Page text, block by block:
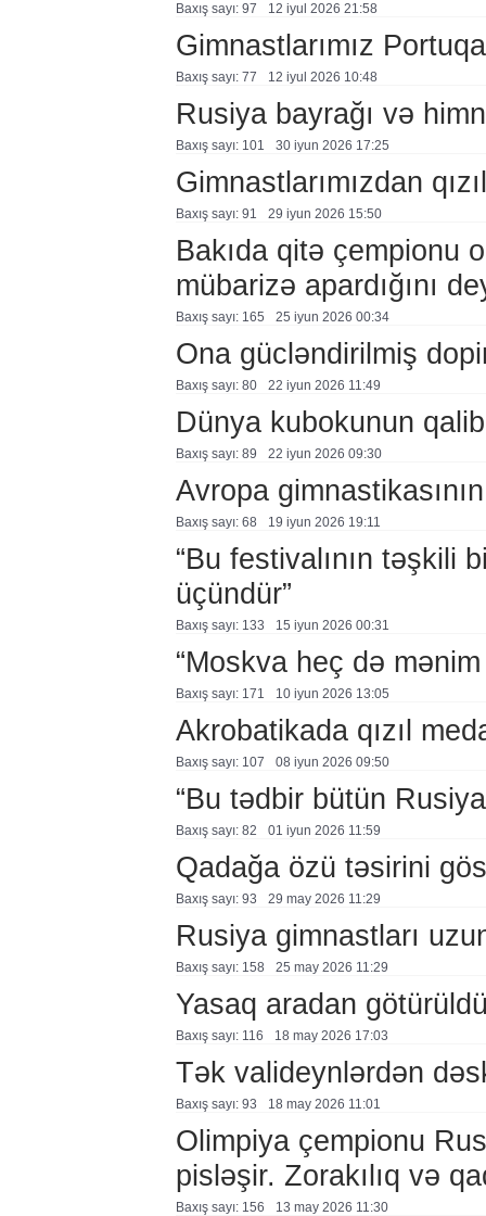
Baxış sayı: 97 12 i̇yul 2026 21:58
Gimnastlarımız
Baxış sayı: 77 12 i̇yul 2026 10:48
Rusiya bayrağı və
Baxış sayı: 101 30 i̇yun 2026 17:25
Gimnastlarımızdan
Baxış sayı: 91 29 i̇yun 2026 15:50
Bakıda qitə çempionu
mübarizə apardığını
Baxış sayı: 165 25 i̇yun 2026 00:34
Ona gücləndirilmiş
Baxış sayı: 80 22 i̇yun 2026 11:49
Dünya kubokunun
Baxış sayı: 89 22 i̇yun 2026 09:30
Avropa
Baxış sayı: 68 19 i̇yun 2026 19:11
“Bu festivalının təşkili
üçündür”
Baxış sayı: 133 15 i̇yun 2026 00:31
“Moskva heç də
Baxış sayı: 171 10 i̇yun 2026 13:05
Akrobatikada qızıl
Baxış sayı: 107 08 i̇yun 2026 09:50
“Bu tədbir bütün
Baxış sayı: 82 01 i̇yun 2026 11:59
Qadağa özü təsirini
Baxış sayı: 93 29 may 2026 11:29
Rusiya gimnastları
Baxış sayı: 158 25 may 2026 11:29
Yasaq aradan
Baxış sayı: 116 18 may 2026 17:03
Tək valideynlərdən
Baxış sayı: 93 18 may 2026 11:01
Olimpiya çempionu
pisləşir. Zorakılıq və
Baxış sayı: 156 13 may 2026 11:30